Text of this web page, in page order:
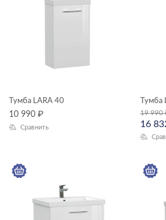
Тумба LARA 40
10 990 ₽
Сравнить
Тумба
19 990
16